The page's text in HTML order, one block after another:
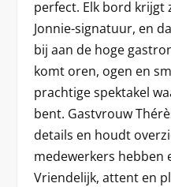
perfect. Elk bord krijgt
Jonnie-signatuur, en
bij aan de hoge
komt oren, ogen en
prachtige spektakel
bent. Gastvrouw
details en houdt
medewerkers hebben
Vriendelijk, attent en